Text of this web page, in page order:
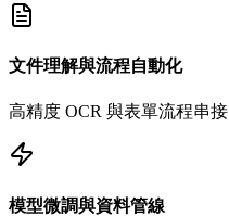
文件理解與流程自動化
高精度 OCR 與表單流程串接
模型微調與資料管線